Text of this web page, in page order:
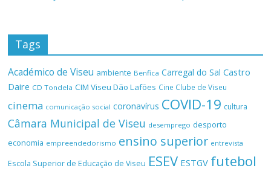
Tags
Académico de Viseu ambiente Benfica Carregal do Sal Castro
Daire CD Tondela CIM Viseu Dão Lafões Cine Clube de Viseu
cinema comunicação social coronavírus COVID-19 cultura
Câmara Municipal de Viseu desemprego desporto
economia empreendedorismo ensino superior entrevista
Escola Superior de Educação de Viseu ESEV ESTGV futebol